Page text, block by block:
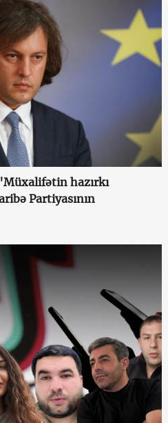
hazırkı
Partiyasının